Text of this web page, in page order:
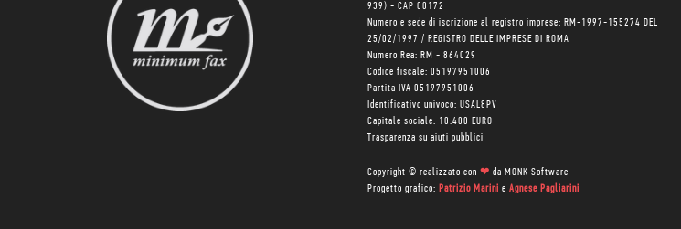
939) - CAP 00172
Numero e sede di iscrizione al registro imprese: RM-1997-155274 DEL
25/02/1997 / REGISTRO DELLE IMPRESE DI ROMA
Numero Rea: RM - 864029
Codice fiscale: 05197951006
Partita IVA 05197951006
Identificativo univoco: USAL8PV
Capitale sociale: 10.400 EURO
Trasparenza su aiuti pubblici
Copyright © realizzato con ❤ da MONK Software
Progetto grafico: Patrizio Marini e Agnese Pagliarini